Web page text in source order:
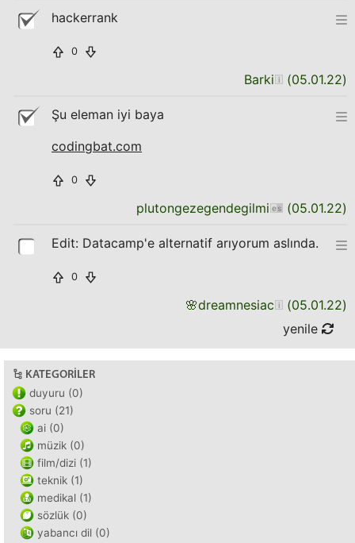
hackerrank
0
Barki (05.01.22)
Şu eleman iyi baya
codingbat.com
0
plutongezegendegilmi (05.01.22)
Edit: Datacamp'e alternatif arıyorum aslında.
0
🌸dreamnesiac (05.01.22)
yenile
KATEGORILER
duyuru (0)
soru (21)
ai (0)
müzik (0)
film/dizi (1)
teknik (1)
medikal (1)
sözlük (0)
yabancı dil (0)